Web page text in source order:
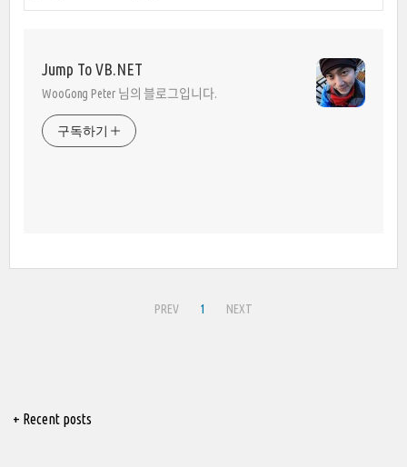
Jump To VB.NET
WooGong Peter 님의 블로그입니다.
구독하기
PREV 1 NEXT
+ Recent posts